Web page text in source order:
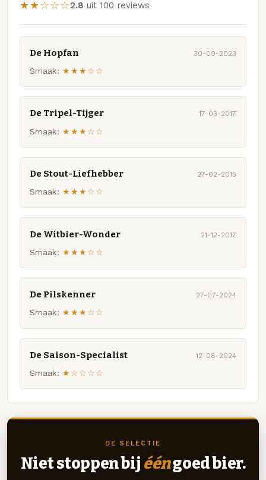
★★☆☆☆2.8 uit 100 reviews
De Hopfan 30-09-2023
Smaak: ★★★☆☆
De Tripel-Tijger 17-03-2017
Smaak: ★★★☆☆
De Stout-Liefhebber 27-02-2015
Smaak: ★★★☆☆
De Witbier-Wonder 21-12-2017
Smaak: ★★★☆☆
De Pilskenner 27-07-2024
Smaak: ★★★☆☆
De Saison-Specialist 12-08-2024
Smaak: ★☆☆☆☆
DE SELECTIE
Niet stoppen bij ééngoed bier.